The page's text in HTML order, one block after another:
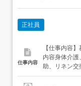
正社員
仕事内容
【仕事内容
内容身体介
助、リネン交
187,700円<